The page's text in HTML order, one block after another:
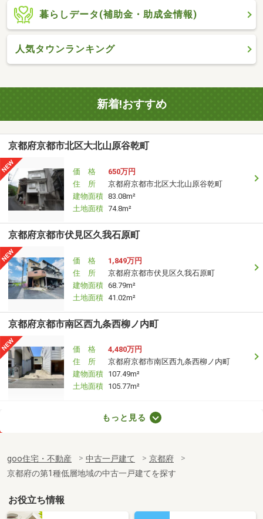
暮らしデータ(補助金・助成金情報)
人気タウンランキング
新着!おすすめ
京都府京都市北区大北山原谷乾町
価 格
650万円
住 所
京都府京都市北区大北山原谷乾町
建物面積 83.08m²
土地面積 74.8m²
京都府京都市伏見区久我石原町
価 格
1,849万円
住 所
京都府京都市伏見区久我石原町
建物面積 68.79m²
土地面積 41.02m²
京都府京都市南区西九条西柳ノ内町
価 格
4,480万円
住 所
京都府京都市南区西九条西柳ノ内町
建物面積 107.49m²
土地面積 105.77m²
建物面積 243.22m²
土地面積 243.22m²
京都府亀岡市本梅町東加舎塩脇
もっと見る
goo住宅・不動産 中古一戸建て
京都府
京都府の第1種低層地域の中古一戸建てを探す
お役立ち情報